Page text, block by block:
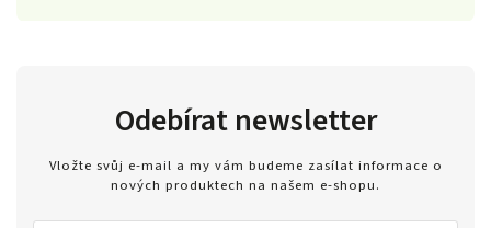
Odebírat newsletter
Vložte svůj e-mail a my vám budeme zasílat informace o
nových produktech na našem e-shopu.